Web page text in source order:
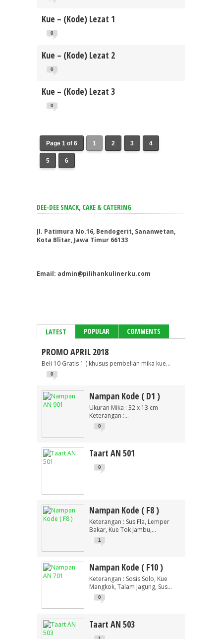
Kue – (Kode) Lezat 1
0
Kue – (Kode) Lezat 2
0
Kue – (Kode) Lezat 3
0
Page 1 of 6 1 2 3 4
5 6
DEE-DEE SNACK, CAKE & CATERING
Jl. Patimura No.16, Bendogerit, Sananwetan,
Kota Blitar, Jawa Timur 66133
Email: admin@pilihankulinerku.com
LATEST POPULAR COMMENTS
PROMO APRIL 2018
Beli 10 Gratis 1 ( khusus pembelian mika kue...
0
Nampan Kode ( D1 )
Ukuran Mika : 32 x 13 cm
Keterangan :...
0
Taart AN 501
0
Nampan Kode ( F8 )
Keterangan : Sus Fla, Lemper
Bakar, Kue Tok Jambu,...
1
Nampan Kode ( F10 )
Keterangan : Sosis Solo, Kue
Mangkok, Talam Jagung, Sus...
0
Taart AN 503